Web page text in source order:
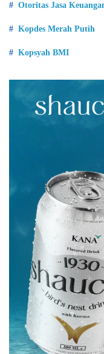
Otoritas Jasa
Kopdes Merah Putih
Kopsyah BMI